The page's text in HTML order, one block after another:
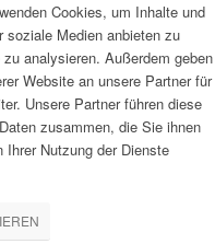
Cookies, um Inhalte und
soziale Medien anbieten zu
analysieren. Außerdem geben
Website an unsere Partner für
Unsere Partner führen diese
zusammen, die Sie ihnen
Nutzung der Dienste